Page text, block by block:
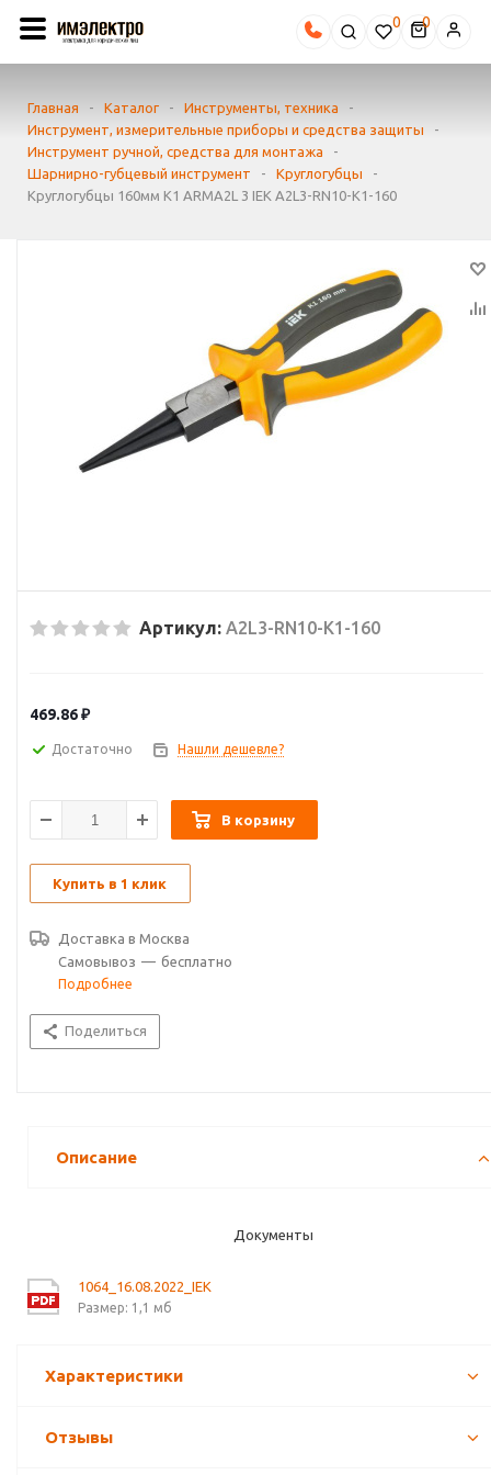
0
Главная - Каталог - Инструменты, техника
-
Инструмент, измерительные приборы и средства защиты
-
Инструмент ручной, средства для монтажа
-
Шарнирно-губцевый инструмент
- Круглогубцы
-
Круглогубцы 160мм K1 ARMA2L 3 IEK A2L3-RN10-K1-160
Артикул: A2L3-RN10-K1-160
469.86₽
Достаточно Нашли дешевле?
В корзину
Купить в 1 клик
Доставка в Москва
Самовывоз — бесплатно
Подробнее
Поделиться
Описание
Документы
1064_16.08.2022_IEK
Размер: 1,1 мб
Характеристики
Отзывы